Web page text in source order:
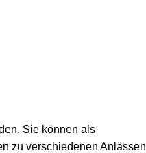
Sie können als
zu verschiedenen Anlässen